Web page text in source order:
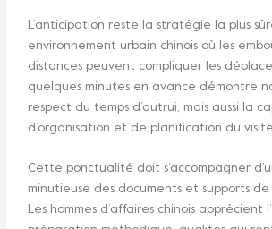
L’anticipation reste la stratégie la plus
environnement urbain chinois où les
distances peuvent compliquer les
quelques minutes en avance démontre
respect du temps d’autrui, mais aussi la
d’organisation et de planification du
Cette ponctualité doit s’accompagner
minutieuse des documents et supports de
Les hommes d’affaires chinois apprécient